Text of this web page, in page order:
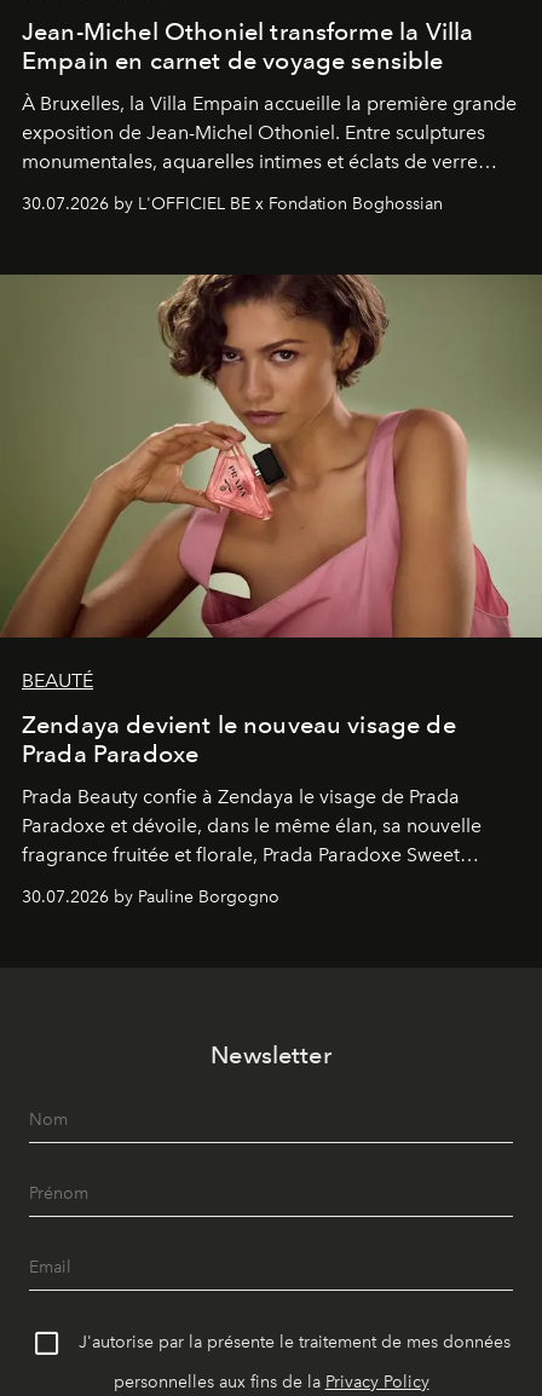
Jean-Michel Othoniel transforme la Villa
Empain en carnet de voyage sensible
À Bruxelles, la Villa Empain accueille la première grande
exposition de Jean-Michel Othoniel. Entre sculptures
monumentales, aquarelles intimes et éclats de verre
émotionnel où chaque œuvre devient le souvenir
émerveillement.
30.07.2026 by L'OFFICIEL BE x Fondation Boghossian
BEAUTÉ
Zendaya devient le nouveau visage de
Prada Paradoxe
Prada Beauty confie à Zendaya le visage de Prada
Paradoxe et dévoile, dans le même élan, sa nouvelle
fragrance fruitée et florale, Prada Paradoxe Sweet
30.07.2026 by Pauline Borgogno
Newsletter
J'autorise par la présente le traitement de mes données
personnelles aux fins de la Privacy Policy